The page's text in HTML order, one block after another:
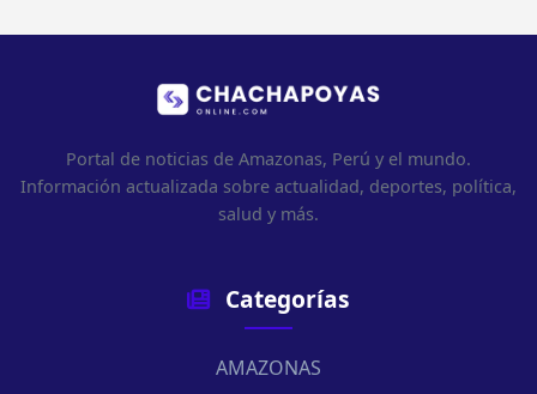
Portal de noticias de Amazonas, Perú y el mundo.
Información actualizada sobre actualidad, deportes, política,
salud y más.
Categorías
AMAZONAS